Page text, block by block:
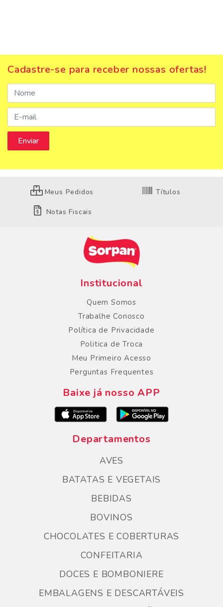
Cadastre-se para receber nossas ofertas!
Meus Pedidos Títulos
Notas Fiscais
Institucional
Quem Somos
Trabalhe Conosco
Política de Privacidade
Politica de Troca
Meu Primeiro Acesso
Perguntas Frequentes
Baixe já nosso APP
Departamentos
AVES
BATATAS E VEGETAIS
BEBIDAS
BOVINOS
CHOCOLATES E COBERTURAS
CONFEITARIA
DOCES E BOMBONIERE
EMBALAGENS E DESCARTÁVEIS